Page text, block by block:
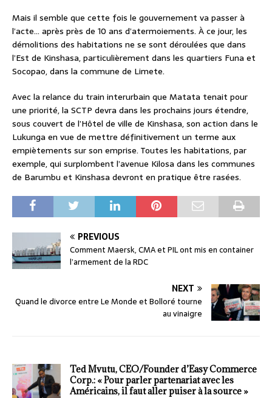
Mais il semble que cette fois le gouvernement va passer à
l’acte… après près de 10 ans d’atermoiements. À ce jour, les
démolitions des habitations ne se sont déroulées que dans
l’Est de Kinshasa, particulièrement dans les quartiers Funa et
Socopao, dans la commune de Limete.
Avec la relance du train interurbain que Matata tenait pour
une priorité, la SCTP devra dans les prochains jours étendre,
sous couvert de l’Hôtel de ville de Kinshasa, son action dans le
Lukunga en vue de mettre définitivement un terme aux
empiètements sur son emprise. Toutes les habitations, par
exemple, qui surplombent l’avenue Kilosa dans les communes
de Barumbu et Kinshasa devront en pratique être rasées.
PREVIOUS
Comment Maersk, CMA et PIL ont mis en container
l’armement de la RDC
NEXT
Quand le divorce entre Le Monde et Bolloré tourne
au vinaigre
Ted Mvutu, CEO/Founder d’Easy Commerce
Corp.: « Pour parler partenariat avec les
Américains, il faut aller puiser à la source »